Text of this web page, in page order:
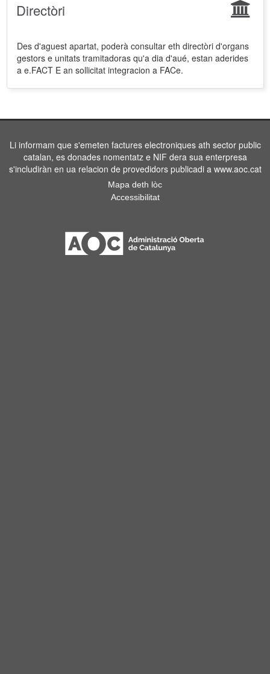
Directòri
Des d'aguest apartat, poderà consultar eth directòri d'organs
gestors e unitats tramitadoras qu'a dia d'aué, estan aderides
a e.FACT E an sollicitat integracion a FACe.
Li informam que s'emeten factures electroniques ath sector public
catalan, es donades nomentatz e NIF dera sua enterpresa
s'includiràn en ua relacion de provedidors publicadi a www.aoc.cat
Mapa deth lòc
Accessibilitat